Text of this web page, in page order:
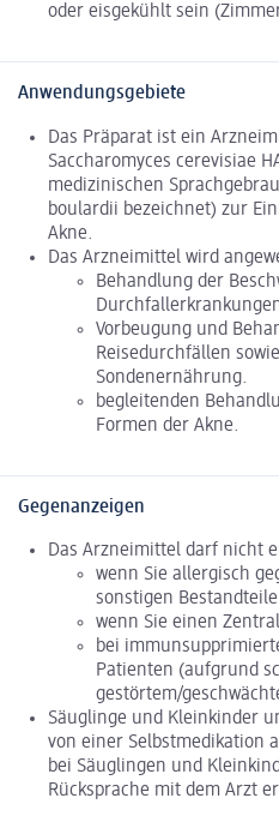
oder eisgekühlt sein
Anwendungsgebiete
Das Präparat ist ein
Saccharomyces cerevisiae
medizinischen
boulardii bezeichnet) zur
Akne.
Das Arzneimittel wird
Behandlung der
Vorbeugung und
Reisedurchfällen
Sondenernährung.
begleitenden
Formen der Akne.
Gegenanzeigen
Das Arzneimittel darf nicht
wenn Sie allergisch
sonstigen
wenn Sie einen
bei
Patienten (aufgrund
gestörtem/
Säuglinge und Kleinkinder
von einer Selbstmedikation
bei Säuglingen und
Rücksprache mit dem Arzt